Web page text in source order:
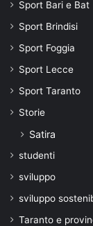
Sport Bari e Bat
Sport Brindisi
Sport Foggia
Sport Lecce
Sport Taranto
Storie
Satira
studenti
sviluppo
sviluppo
Taranto e